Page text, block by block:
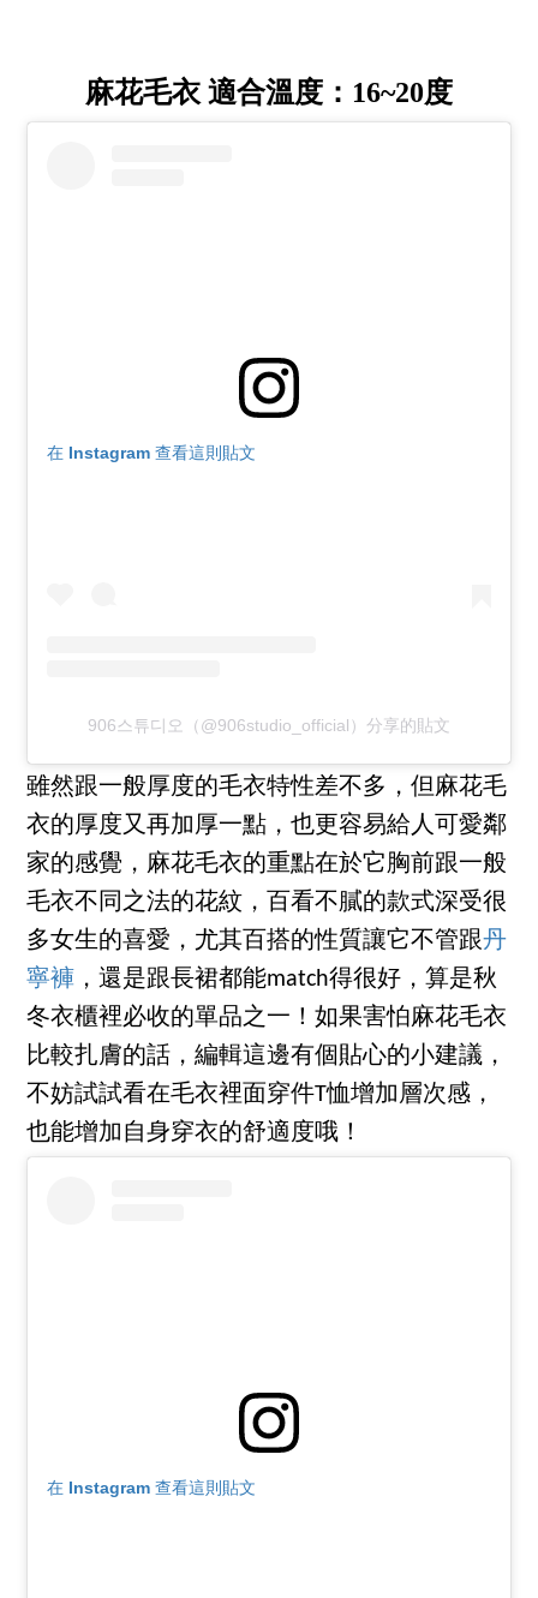
麻花毛衣 適合溫度：16~20度
在 Instagram 查看這則貼文
906스튜디오（@906studio_official）分享的貼文
雖然跟一般厚度的毛衣特性差不多，但麻花毛
衣的厚度又再加厚一點，也更容易給人可愛鄰
家的感覺，麻花毛衣的重點在於它胸前跟一般
毛衣不同之法的花紋，百看不膩的款式深受很
多女生的喜愛，尤其百搭的性質讓它不管跟丹
寧褲 ，還是跟長裙都能match得很好，算是秋
冬衣櫃裡必收的單品之一！如果害怕麻花毛衣
比較扎膚的話，編輯這邊有個貼心的小建議，
不妨試試看在毛衣裡面穿件T恤增加層次感，
也能增加自身穿衣的舒適度哦！
在 Instagram 查看這則貼文